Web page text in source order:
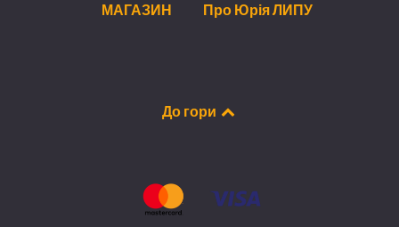
МАГАЗИН Про Юрія ЛИПУ
До гори